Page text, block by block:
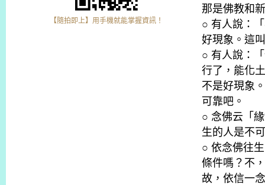
那是佛教和
○ 有人說：
好現象。這
○ 有人說：
行了，能化
不是好現象
可靠吧。
○ 念佛云「
生的人是不
○ 依念佛往
條件嗎？不
故，依信一
【隨拍即上】用手機就能掌握資訊！